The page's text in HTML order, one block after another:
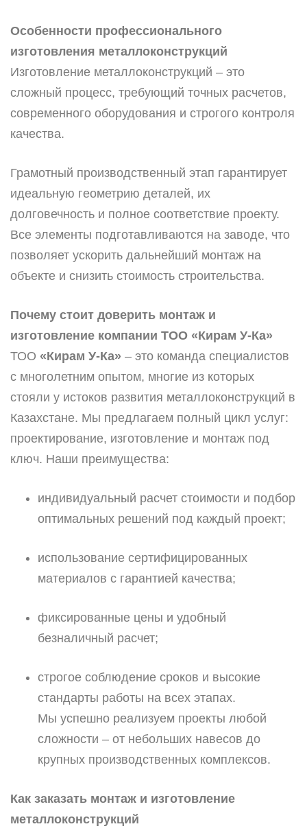
Особенности профессионального
изготовления металлоконструкций
Изготовление металлоконструкций – это
сложный процесс, требующий точных расчетов,
современного оборудования и строгого контроля
качества.
Грамотный производственный этап гарантирует
идеальную геометрию деталей, их
долговечность и полное соответствие проекту.
Все элементы подготавливаются на заводе, что
позволяет ускорить дальнейший монтаж на
объекте и снизить стоимость строительства.
Почему стоит доверить монтаж и
изготовление компании ТОО «Кирам У-Ка»
ТОО «Кирам У-Ка» – это команда специалистов
с многолетним опытом, многие из которых
стояли у истоков развития металлоконструкций в
Казахстане. Мы предлагаем полный цикл услуг:
проектирование, изготовление и монтаж под
ключ. Наши преимущества:
индивидуальный расчет стоимости и подбор
оптимальных решений под каждый проект;
использование сертифицированных
материалов с гарантией качества;
фиксированные цены и удобный
безналичный расчет;
строгое соблюдение сроков и высокие
стандарты работы на всех этапах.
Мы успешно реализуем проекты любой
сложности – от небольших навесов до
крупных производственных комплексов.
Как заказать монтаж и изготовление
металлоконструкций